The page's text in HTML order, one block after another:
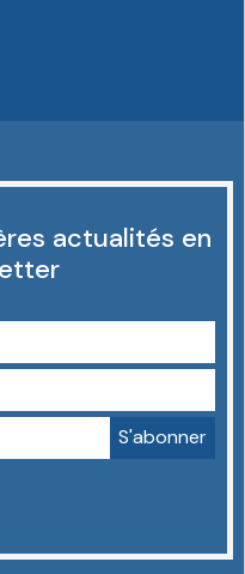
actualités en